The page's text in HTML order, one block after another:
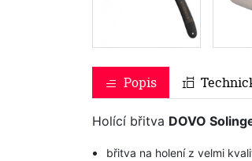
Popis
Holící břitva DOVO
břitva na holení z velmi